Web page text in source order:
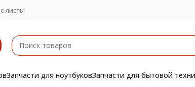
листы
Запчасти для ноутбуковЗапчасти для бытовой